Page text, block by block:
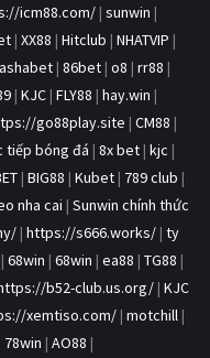
icm88.com/ | sunwin |
| XX88 | Hitclub | NHATVIP |
| 86bet | o8 | rr88 |
| KJC | FLY88 | hay.win |
go88play.site | CM88 |
tiếp bóng đá | 8x bet | kjc |
| BIG88 | Kubet | 789 club |
nha cai | Sunwin chính thức
| https://s666.works/ | ty
| 68win | 68win | ea88 | TG88 |
b52-club.us.org/ | KJC
xemtiso.com/ | motchill |
78win | AO88 |